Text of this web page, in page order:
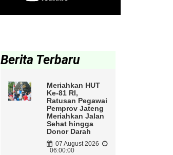
Berita Terbaru
Meriahkan HUT
Ke-81 RI,
Ratusan Pegawai
Pemprov Jateng
Meriahkan Jalan
Sehat hingga
Donor Darah
07 August 2026
06:00:00